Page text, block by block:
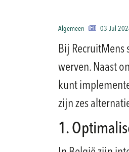
Algemeen 03 Jul
Bij
werven. Naast
kunt
zijn zes
1.